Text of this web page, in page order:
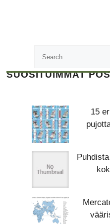
SUOSITUIMMAT
15